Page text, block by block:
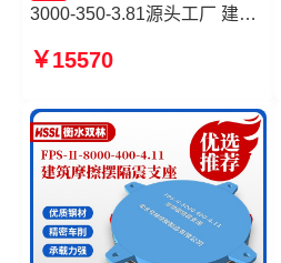
3000-350-3.81源头工厂 建筑
震支座FBD 摩擦摆减隔震球
￥15570